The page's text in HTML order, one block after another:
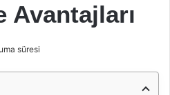
Avantajları
süresi